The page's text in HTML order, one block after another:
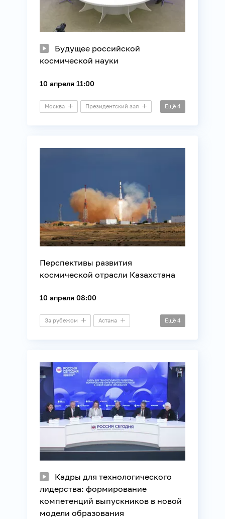
Будущее российской
космической науки
10 апреля 11:00
Москва Президентский зал Ещё 4
Перспективы развития
космической отрасли Казахстана
10 апреля 08:00
За рубежом Астана Ещё 4
Кадры для технологического
лидерства: формирование
компетенций выпускников в новой
модели образования